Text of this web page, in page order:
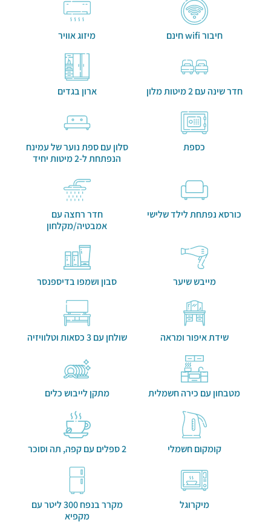
חיבור wifi חינם מיזוג אוויר
חדר שינה עם 2 מיטות מלון ארון בגדים
כספת
סלון עם ספת נוער של עמינח
הנפתחת ל-2 מיטות יחיד
כורסא נפתחת לילד שלישי
חדר רחצה עם
אמבטיה/מקלחון
מייבש שיער סבון ושמפו בדיספנסר
שידת איפור ומראה שולחן עם 3 כסאות וטלוויזיה
מטבחון עם כירה חשמלית מתקן לייבוש כלים
קומקום חשמלי 2 ספלים עם קפה, תה וסוכר
מיקרוגל
מקרר בנפח 300 ליטר עם
מקפיא